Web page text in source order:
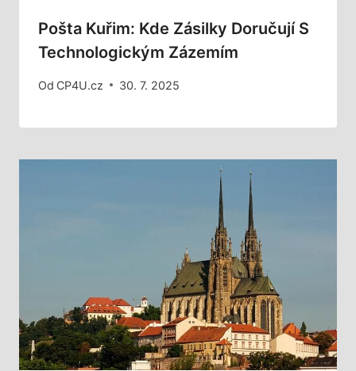
Pošta Kuřim: Kde Zásilky Doručují S
Technologickým Zázemím
Od CP4U.cz 30. 7. 2025